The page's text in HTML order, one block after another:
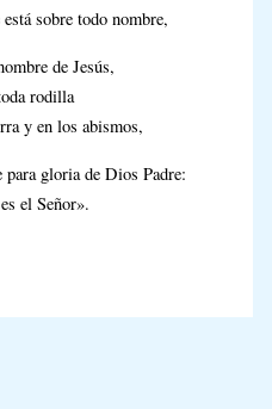
sobre todo nombre,
de Jesús,
rodilla
y en los abismos,
para gloria de Dios Padre:
el Señor».